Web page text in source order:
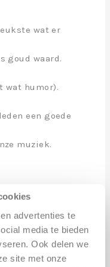
advertenties te
media te bieden
Ook delen we
site met onze
wat er
goud waard.
wat humor).
een goede
muziek.
en getogen
allerlei